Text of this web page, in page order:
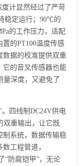
度计显然经过了严苛
稳定运行；90℃的
的工作压力，适配
的PT100温度传感
数据的校准提供双重
它的音叉传感器也能
量深度，又避免了
四线制DC24V供电
双重输出，让它既
制系统，数据传输稳
工程管道，
“防腐铠甲”，无论